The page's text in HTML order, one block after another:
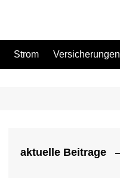
Strom Versicherungen
aktuelle Beitrage